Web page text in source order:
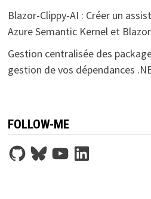
Blazor-Clippy-AI : Créer un
Azure Semantic Kernel et Blazor
Gestion centralisée des
gestion de vos dépendances
FOLLOW-ME
GitHubBlueskyYouTubeLinkedIn